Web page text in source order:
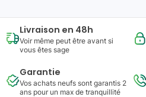
Livraison en 48h
Voir même peut être avant si
vous êtes sage
Garantie
Vos achats neufs sont garantis 2
ans pour un max de tranquillité